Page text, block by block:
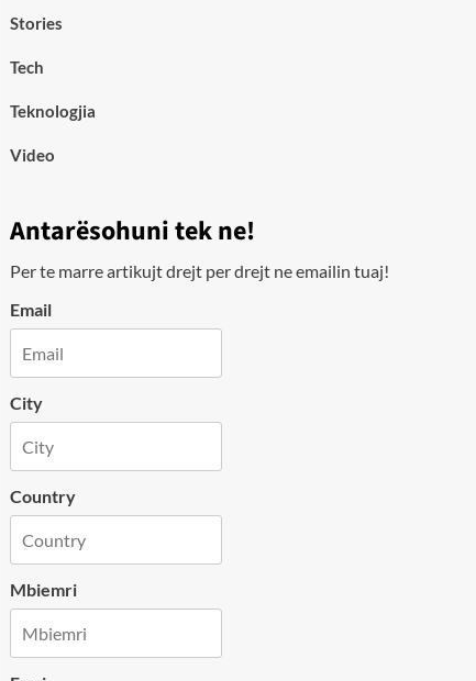
Stories
Tech
Teknologjia
Video
Antarësohuni tek ne!
Per te marre artikujt drejt per drejt ne emailin tuaj!
Email
City
Country
Mbiemri